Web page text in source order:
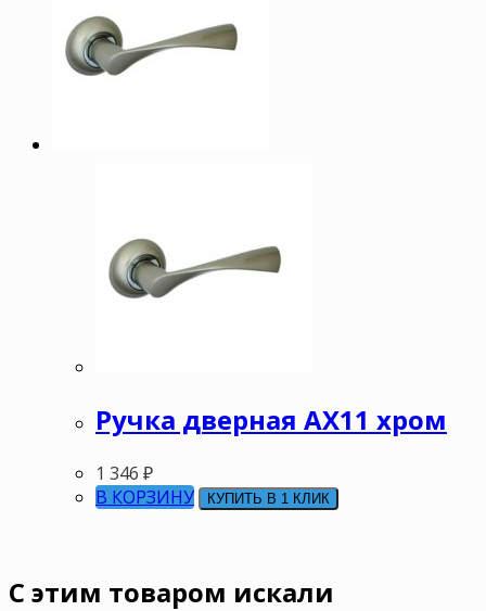
Ручка дверная АХ11 хром
1 346 ₽
В КОРЗИНУ
КУПИТЬ В 1 КЛИК
C этим товаром искали